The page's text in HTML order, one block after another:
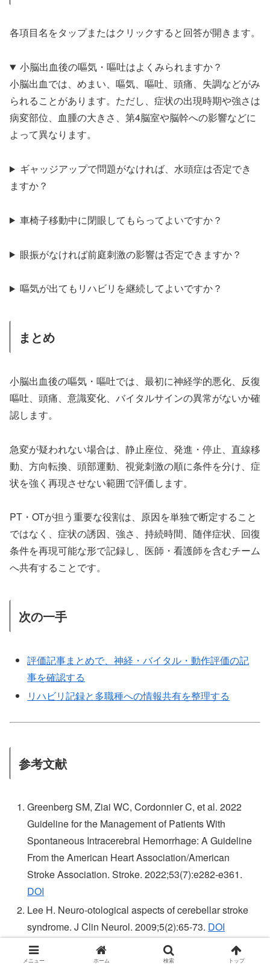
各項目名をタップまたはクリックすると回答が開きます。
小脳出血後の嘔気・嘔吐はよくみられますか？
小脳出血では、めまい、嘔気、嘔吐、頭痛、失調などがみ
られることがあります。ただし、症状の出現時期や強さは
病変部位、血腫の大きさ、第4脳室や脳幹への影響などに
よって異なります。
ギャッジアップで問題がなければ、水頭症は否定でき
ますか？
車椅子移動中に閉眼してもらってよいですか？
眼振がなければ前庭刺激の影響は否定できますか？
嘔気が出てもリハビリを継続してよいですか？
まとめ
小脳出血後の嘔気・嘔吐では、最初に神経学的悪化、反復
嘔吐、頭痛、意識変化、バイタルサインの異常がないか確
認します。
急変が疑われない場合は、静止座位、発進・停止、直線移
動、方向転換、頭部運動、視覚刺激の順に条件を分け、症
状を強く再現させない範囲で評価します。
PT・OTが担う重要な役割は、原因を単独で断定すること
ではなく、症状の誘因、強さ、持続時間、随伴症状、回復
条件を再現可能な形で記録し、医師・看護師を含むチーム
へ共有することです。
次の一手
評価記事まとめで、神経・バイタル・動作評価の記
事を確認する
リハビリ記録と多職種への情報共有を整理する
参考文献
Greenberg SM, Ziai WC, Cordonnier C, et al. 2022
Guideline for the Management of Patients With
Spontaneous Intracerebral Hemorrhage: A Guideline
From the American Heart Association/American
Stroke Association. Stroke. 2022;53(7):e282-e361.
DOI
Lee H. Neuro-otological aspects of cerebellar stroke
syndrome. J Clin Neurol. 2009;5(2):65-73. DOI
Fischer MA, Das JM. Cerebellar Hemorrhage. In:
StatPearls. StatPearls Publishing.
メニュー ホーム 検索 トップ